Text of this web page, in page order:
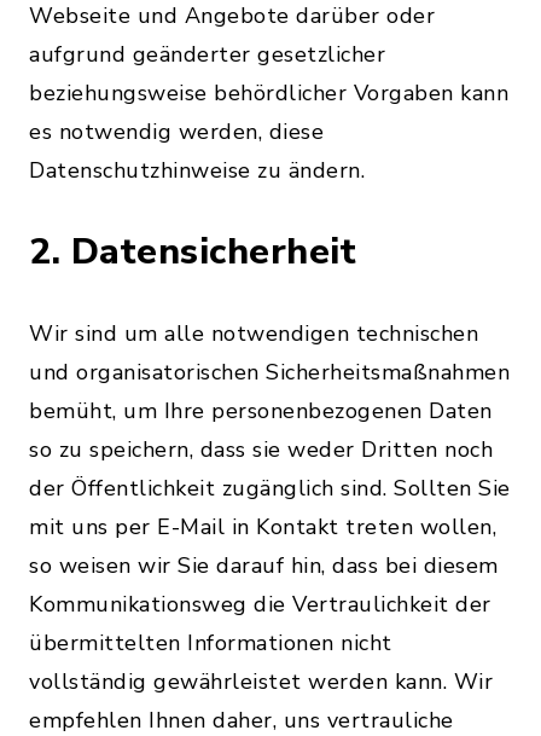
Webseite und Angebote darüber oder
aufgrund geänderter gesetzlicher
beziehungsweise behördlicher Vorgaben kann
es notwendig werden, diese
Datenschutzhinweise zu ändern.
2. Datensicherheit
Wir sind um alle notwendigen technischen
und organisatorischen Sicherheitsmaßnahmen
bemüht, um Ihre personenbezogenen Daten
so zu speichern, dass sie weder Dritten noch
der Öffentlichkeit zugänglich sind. Sollten Sie
mit uns per E-Mail in Kontakt treten wollen,
so weisen wir Sie darauf hin, dass bei diesem
Kommunikationsweg die Vertraulichkeit der
übermittelten Informationen nicht
vollständig gewährleistet werden kann. Wir
empfehlen Ihnen daher, uns vertrauliche